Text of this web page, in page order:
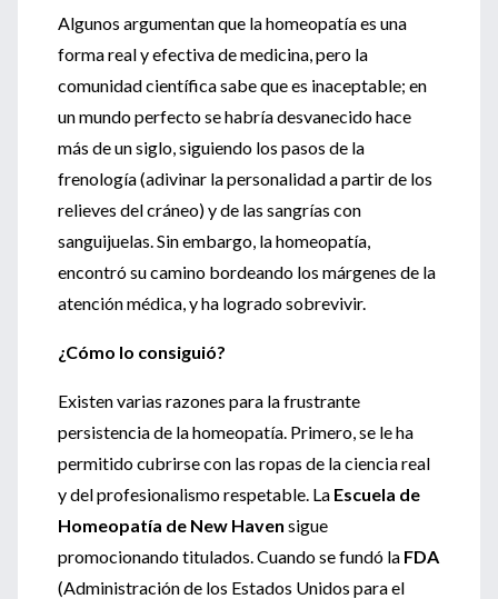
Algunos argumentan que la homeopatía es una
forma real y efectiva de medicina, pero la
comunidad científica sabe que es inaceptable; en
un mundo perfecto se habría desvanecido hace
más de un siglo, siguiendo los pasos de la
frenología (adivinar la personalidad a partir de los
relieves del cráneo) y de las sangrías con
sanguijuelas. Sin embargo, la homeopatía,
encontró su camino bordeando los márgenes de la
atención médica, y ha logrado sobrevivir.
¿Cómo lo consiguió?
Existen varias razones para la frustrante
persistencia de la homeopatía. Primero, se le ha
permitido cubrirse con las ropas de la ciencia real
y del profesionalismo respetable. La Escuela de
Homeopatía de New Haven sigue
promocionando titulados. Cuando se fundó la FDA
(Administración de los Estados Unidos para el